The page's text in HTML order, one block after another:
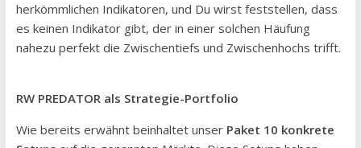
herkömmlichen Indikatoren, und Du wirst feststellen, dass
es keinen Indikator gibt, der in einer solchen Häufung
nahezu perfekt die Zwischentiefs und Zwischenhochs trifft.
RW PREDATOR als Strategie-Portfolio
Wie bereits erwähnt beinhaltet unser Paket 10 konkrete